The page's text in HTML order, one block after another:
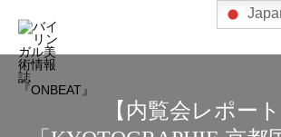
【内覧会レポート